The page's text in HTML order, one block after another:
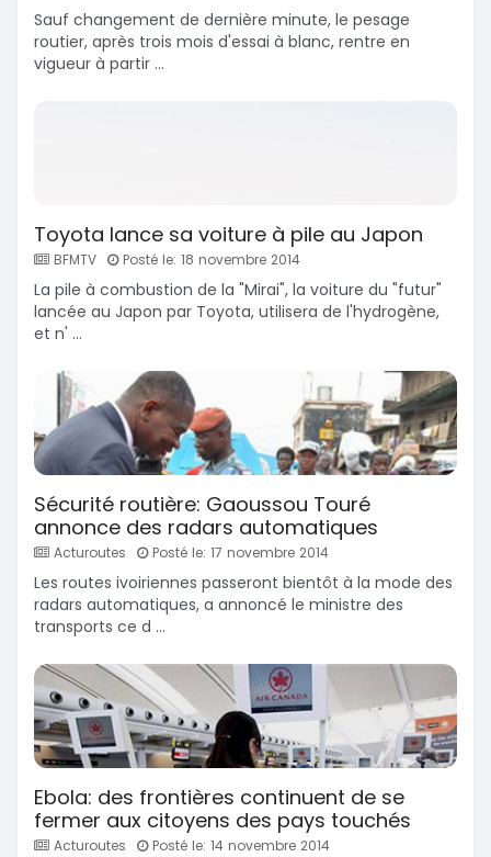
Sauf changement de dernière minute, le pesage
routier, après trois mois d'essai à blanc, rentre en
vigueur à partir ...
Toyota lance sa voiture à pile au Japon
BFMTV Posté le: 18 novembre 2014
La pile à combustion de la "Mirai", la voiture du "futur"
lancée au Japon par Toyota, utilisera de l'hydrogène,
et n' ...
Sécurité routière: Gaoussou Touré
annonce des radars automatiques
Acturoutes Posté le: 17 novembre 2014
Les routes ivoiriennes passeront bientôt à la mode des
radars automatiques, a annoncé le ministre des
transports ce d ...
Ebola: des frontières continuent de se
fermer aux citoyens des pays touchés
Acturoutes Posté le: 14 novembre 2014